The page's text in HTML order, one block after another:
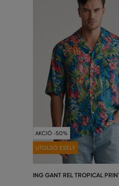
AKCIÓ -50%
UTOLSÓ ESÉLY
ING GANT REL TROPICAL